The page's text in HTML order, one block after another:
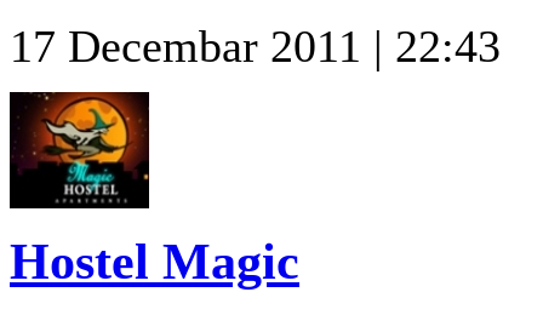
17 Decembar 2011 | 22:43
Hostel Magic